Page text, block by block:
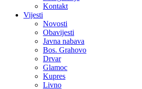
Kontakt
Vijesti
Novosti
Obavijesti
Javna nabava
Bos. Grahovo
Drvar
Glamoc
Kupres
Livno